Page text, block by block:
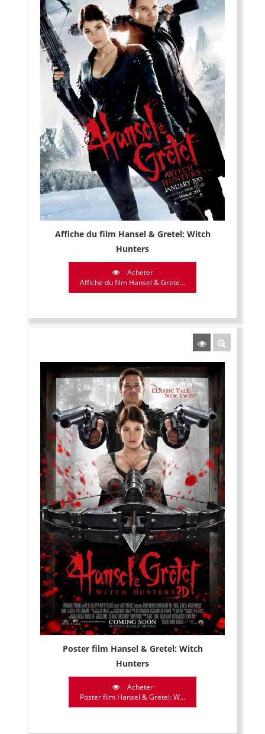
Affiche du film Hansel & Gretel: Witch
Hunters
Acheter
Affiche du film Hansel & Grete...
Poster film Hansel & Gretel: Witch
Hunters
Acheter
Poster film Hansel & Gretel: W...